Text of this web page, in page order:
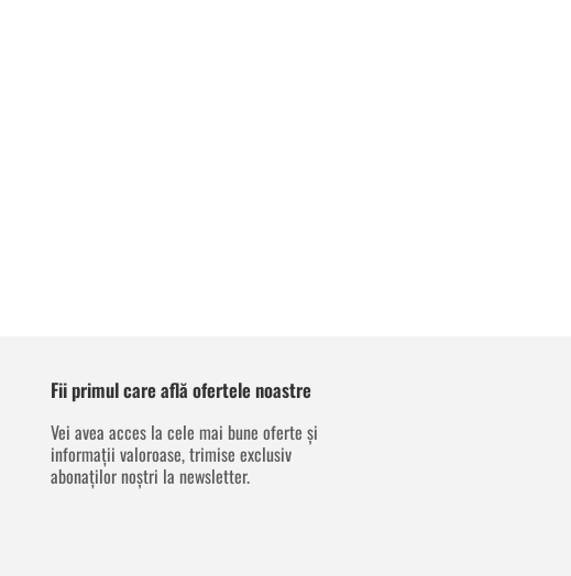
Fii primul care află ofertele noastre
Vei avea acces la cele mai bune oferte și
informații valoroase, trimise exclusiv
abonaților noștri la newsletter.